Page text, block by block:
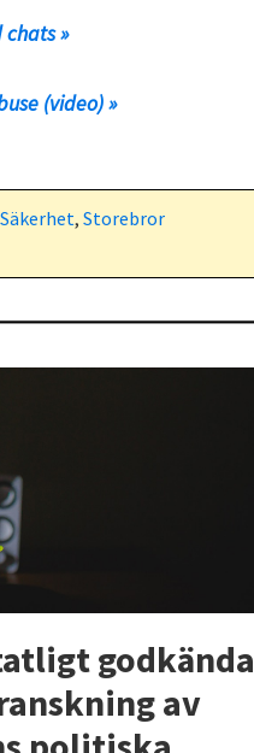
chats »
(video) »
Säkerhet, Storebror
godkända
av